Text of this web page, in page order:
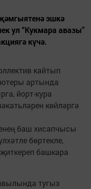
эшкә
ул “Кукмара авазы”
күчә.
кайтып
артында
йорт-кура
көйләргә
баш хисапчысы
бөртекле,
башкара
тугыз